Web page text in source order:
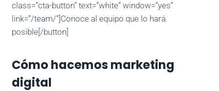
class=”cta-button” text=”white” window=”yes”
link=”/team/”]Conoce al equipo que lo hará
posible[/button]
Cómo hacemos marketing
digital